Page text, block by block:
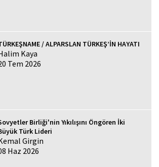
/ ALPARSLAN TÜRKEŞ’İN HAYATI
Kaya
Tem 2026
Birliği'nin Yıkılışını Öngören İki
Türk Lideri
Girgin
Haz 2026